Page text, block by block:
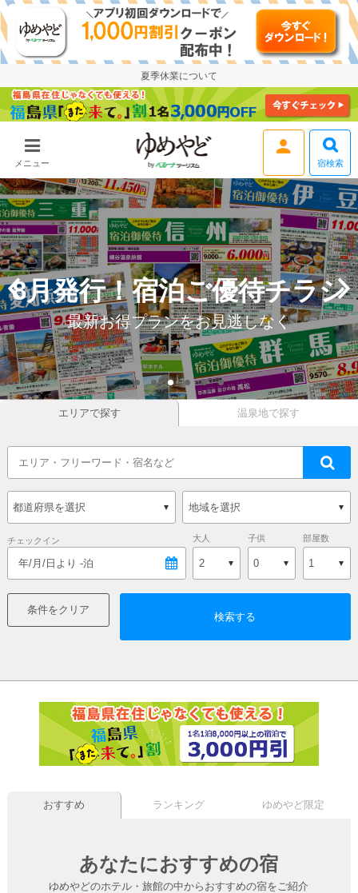
夏季休業について
メニュー 宿検索
8月発行！宿泊ご優待チラシ
最新お得プランをお見逃しなく
エリアで探す 温泉地で探す
チェックイン
年/月/日より -泊
大人 子供
0
部屋数
条件をクリア
検索する
条件をクリア
検索する
おすすめ ランキング ゆめやど限定
あなたにおすすめの宿
ゆめやどのホテル・旅館の中からおすすめの宿をご紹介